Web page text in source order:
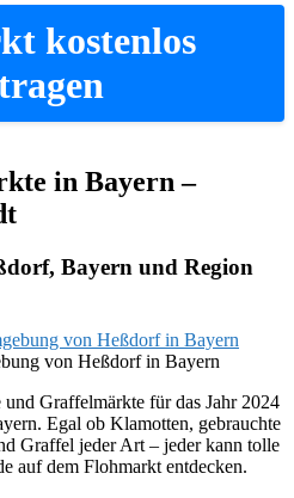
kostenlos
in Bayern –
Bayern und Region
von Heßdorf in Bayern
Graffelmärkte für das Jahr 2024
Egal ob Klamotten, gebrauchte
Graffel jeder Art – jeder kann tolle
auf dem Flohmarkt entdecken.